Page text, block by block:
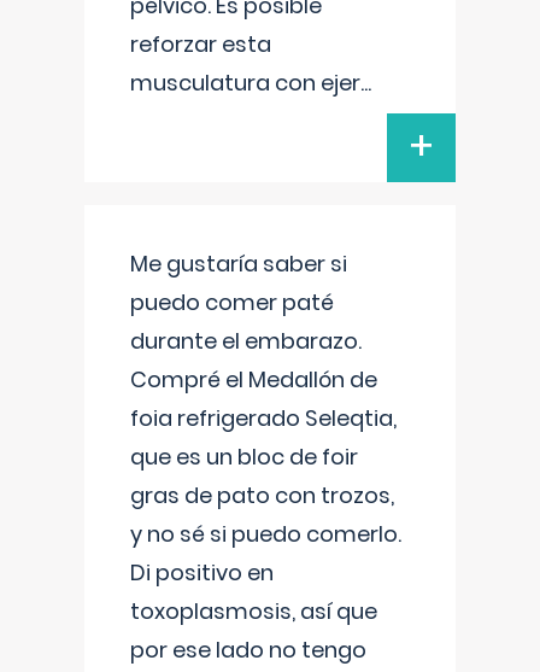
reforzar esta
musculatura con ejer...
+
Me gustaría saber si
puedo comer paté
durante el embarazo.
Compré el Medallón de
foia refrigerado Seleqtia,
que es un bloc de foir
gras de pato con trozos,
y no sé si puedo comerlo.
Di positivo en
toxoplasmosis, así que
por ese lado no tengo